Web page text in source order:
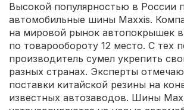
Высокой популярностью в России
автомобильные шины Maxxis.
на мировой рынок автопокрышек в
по товарообороту 12 место. С тех
производитель сумел укрепить
разных странах. Эксперты
поставки китайской резины на
известных автозаводов. Шины